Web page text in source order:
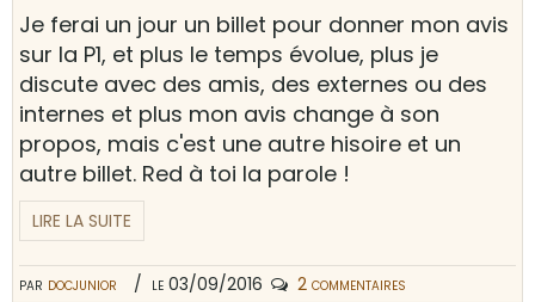
par docjunior le 03/09/2016 2 commentaires
Je ferai un jour un billet pour donner mon avis
sur la P1, et plus le temps évolue, plus je
discute avec des amis, des externes ou des
internes et plus mon avis change à son
propos, mais c'est une autre hisoire et un
autre billet. Red à toi la parole !
LIRE LA SUITE